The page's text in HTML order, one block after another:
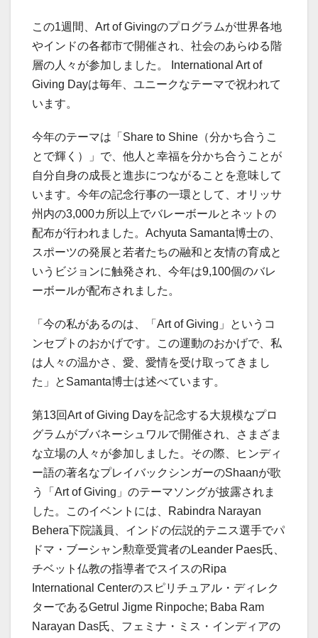
この1週間、Art of Givingのプログラムが世界各地
やインドの各都市で開催され、社会のあらゆる階
層の人々が参加しました。 International Art of
Giving Dayは毎年、ユニークなテーマで祝われて
います。
今年のテーマは「Share to Shine（分かち合うこ
とで輝く）」で、他人と幸福を分かち合うことが
自分自身の成長と進歩につながることを意味して
います。今年の記念行事の一環として、オリッサ
州内の3,000カ所以上でバレーボールとネットの
配布が行われました。Achyuta Samanta博士の、
スポーツの発展と若者たちの融和と友情の育成と
いうビジョンに触発され、今年は9,100個のバレ
ーボールが配布されました。
「今の私があるのは、「Art of Giving」というコ
ンセプトのおかげです。この運動のおかげで、私
は人々の温かさ、愛、愛情を受け取ってきまし
た」とSamanta博士は述べています。
第13回Art of Giving Dayを記念する大規模なプロ
グラムがブバネーシュワルで開催され、さまざま
な立場の人々が参加しました。その際、ヒンディ
ー語の著名なプレイバックシンガーのShaanが歌
う「Art of Giving」のテーマソングが披露されま
した。このイベントには、Rabindra Narayan
Behera下院議員、インドの伝説的テニス選手でパ
ドマ・ブーシャン勲章受賞者のLeander Paes氏、
チベット仏教の指導者でスイスのRipa
International Centerのスピリチュアル・ディレク
ターであるGetrul Jigme Rinpoche; Baba Ram
Narayan Das氏、フェミナ・ミス・インディアの